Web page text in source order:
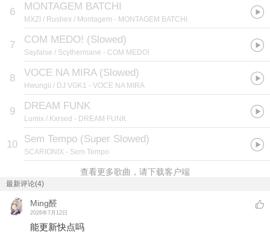
6 MONTAGEM BATCHI
MXZI / Rushex / Montagem - MONTAGEM BATCHI
7 COM MEDO! (Slowed)
Sayfalse / Scythermane - COM MEDO!
8 VOCE NA MIRA (Slowed)
Hwungii / DJ VGK1 - VOCE NA MIRA
9 DREAM FUNK
Lumix / Kxrsed - DREAM FUNK
10 Sem Tempo (Super Slowed)
SCARIONIX - Sem Tempo
查看更多歌曲，请下载客户端
最新评论(4)
Ming醛
2026年7月12日
能更新快点吗